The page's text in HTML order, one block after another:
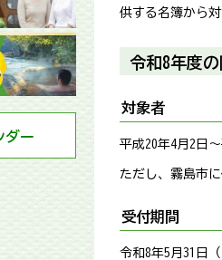
ダー
供する名簿から
令和8年度
対象者
平成20年4月2日
ただし、霧島市
受付期間
令和8年5月31日